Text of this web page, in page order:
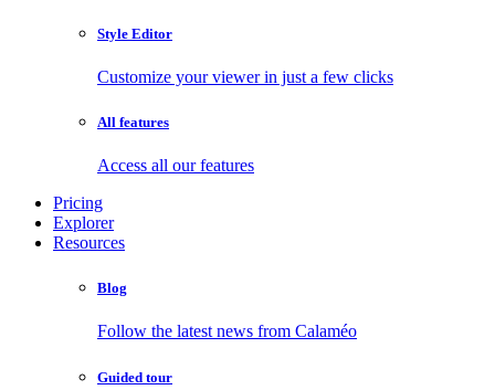
Style Editor
Customize your viewer in just a few clicks
All features
Access all our features
Pricing
Explorer
Resources
Blog
Follow the latest news from Calaméo
Guided tour